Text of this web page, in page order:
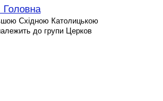
Головна
Східною Католицькою
до групи Церков